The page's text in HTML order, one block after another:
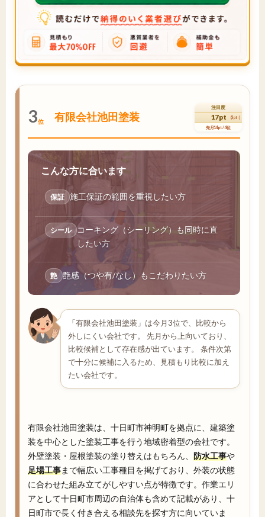
3位 有限会社池田塗装
注目度
17pt (3pt↑)
先月14pt / 4位
こんな方に合います
保証 施工保証の範囲を重視したい方
シール コーキング（シーリング）も同時に直
したい方
艶 艶感（つや有/なし）もこだわりたい方
「有限会社池田塗装」は今月3位で、比較から
外しにくい会社です。 先月から上向いており、
比較候補として存在感が出ています。 条件次第
で十分に候補に入るため、見積もり比較に加え
たい会社です。
有限会社池田塗装は、十日町市神明町を拠点に、建築塗
装を中心とした塗装工事を行う地域密着型の会社です。
外壁塗装・屋根塗装の塗り替えはもちろん、 防水工事や
足場工事まで幅広い工事種目を掲げており、外装の状態
に合わせた組み立てがしやすい点が特徴です。作業エリ
アとして十日町市周辺の自治体も含めて記載があり、十
日町市で長く付き合える相談先を探す方に向いていま